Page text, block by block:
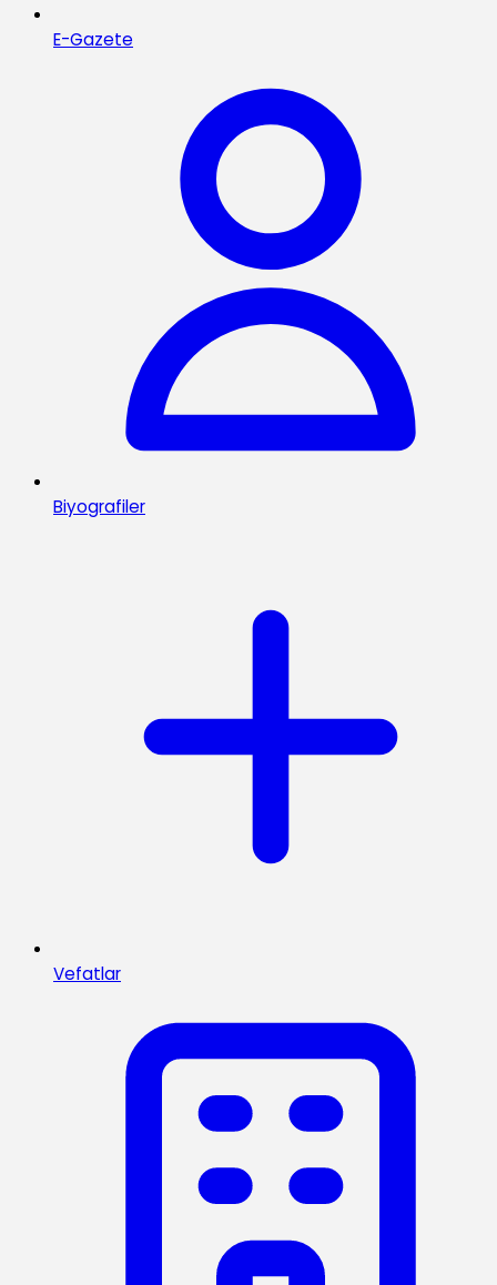
E-Gazete
Biyografiler
Vefatlar